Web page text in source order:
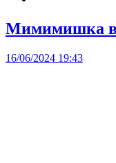
Мимимишка в
16/06/2024 19:43